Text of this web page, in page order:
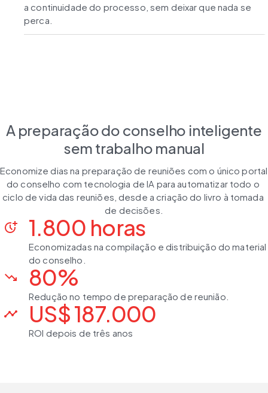
a continuidade do processo, sem deixar que nada se
perca.
A preparação do conselho inteligente
sem trabalho manual
Economize dias na preparação de reuniões com o único portal
do conselho com tecnologia de IA para automatizar todo o
ciclo de vida das reuniões, desde a criação do livro à tomada
de decisões.
more_time 1.800 horas
Economizadas na compilação e distribuição do material
do conselho.
trending_down 80%
Redução no tempo de preparação de reunião.
timeline US$ 187.000
ROI depois de três anos